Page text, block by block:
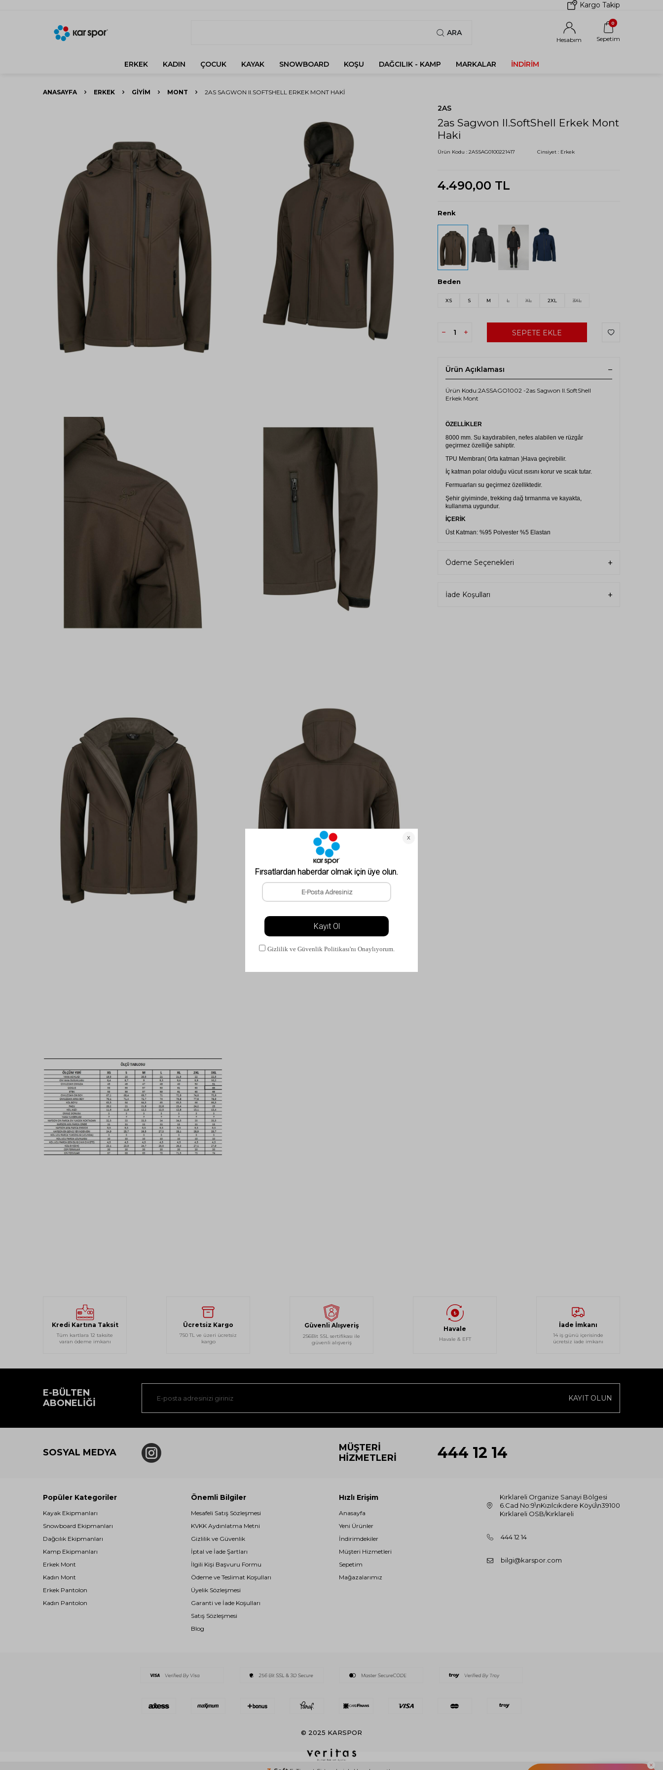
Kargo Takip
ARA
Hesabım
0
Sepetim
ERKEK KADIN ÇOCUK KAYAK SNOWBOARD KOŞU DAĞCILIK - KAMP MARKALAR İNDIRIM
ANASAYFA ERKEK GIYIM MONT 2AS SAGWON II.SOFTSHELL ERKEK MONT HAKI
2AS
2as Sagwon II.SoftShell Erkek Mont
Haki
Ürün Kodu : 2ASSAG0100221417 Cinsiyet : Erkek
4.490,00 TL
Renk
Beden
XS S M L XL 2XL 3XL
SEPETE EKLE
Ürün Açıklaması
Ürün Kodu:2ASSAGO1002 -2as Sagwon II.SoftShell
Erkek Mont
ÖZELLİKLER
8000 mm. Su kaydırabilen, nefes alabilen ve rüzgâr
geçirmez özelliğe sahiptir.
TPU Membran( 0rta katman )Hava geçirebilir.
İç katman polar olduğu vücut ısısını korur ve sıcak tutar.
Fermuarları su geçirmez özelliktedir.
Şehir giyiminde, trekking dağ tırmanma ve kayakta,
kullanıma uygundur.
İÇERİK
Üst Katman: %95 Polyester %5 Elastan
Alt Katman: %100 Micro Polyester Polar
Ütüleme yapmayınız.
Ödeme Seçenekleri
İade Koşulları
Kredi Kartına Taksit
Tüm kartlara 12 taksite
varan ödeme imkanı
Ücretsiz Kargo
750 TL ve üzeri ücretsiz
kargo
Güvenli Alışveriş
256Bit SSL sertifikası ile
güvenli alışveriş
Havale
Havale & EFT
İade İmkanı
14 iş günü içerisinde
ücretsiz iade imkanı
E-BÜLTEN
ABONELIĞI
KAYIT OLUN
SOSYAL MEDYA
MÜŞTERI
HIZMETLERI
444 12 14
Popüler Kategoriler
Kayak Ekipmanları
Snowboard Ekipmanları
Dağcılık Ekipmanları
Kamp Ekipmanları
Erkek Mont
Kadın Mont
Erkek Pantolon
Kadın Pantolon
Önemli Bilgiler
Mesafeli Satış Sözleşmesi
KVKK Aydınlatma Metni
Gizlilik ve Güvenlik
İptal ve İade Şartları
İlgili Kişi Başvuru Formu
Ödeme ve Teslimat Koşulları
Üyelik Sözleşmesi
Garanti ve İade Koşulları
Satış Sözleşmesi
Blog
Hızlı Erişim
Anasayfa
Yeni Ürünler
İndirimdekiler
Müşteri Hizmetleri
Sepetim
Mağazalarımız
Kırklareli Organize Sanayi Bölgesi
6.Cad No:9\nKızılcıkdere Köyü\n39100
Kırklareli OSB/Kırklareli
444 12 14
bilgi@karspor.com
© 2025 KARSPOR